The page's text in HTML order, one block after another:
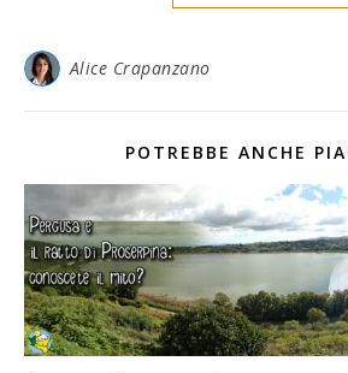
Alice Crapanzano
POTREBBE ANCHE